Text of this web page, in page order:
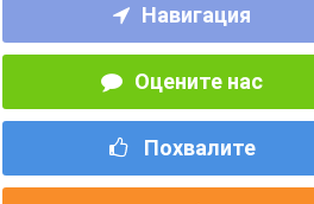
Навигация
Оцените нас
Похвалите